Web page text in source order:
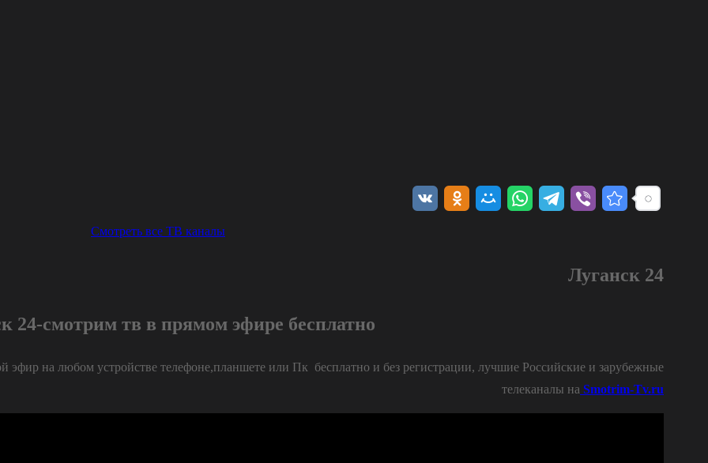
Смотреть все ТВ каналы
Луганск 24
24-смотрим тв в прямом эфире бесплатно
на любом устройстве телефоне,планшете или Пк бесплатно и без регистрации, лучшие Российские и зарубежные
телеканалы на Smotrim-Tv.ru